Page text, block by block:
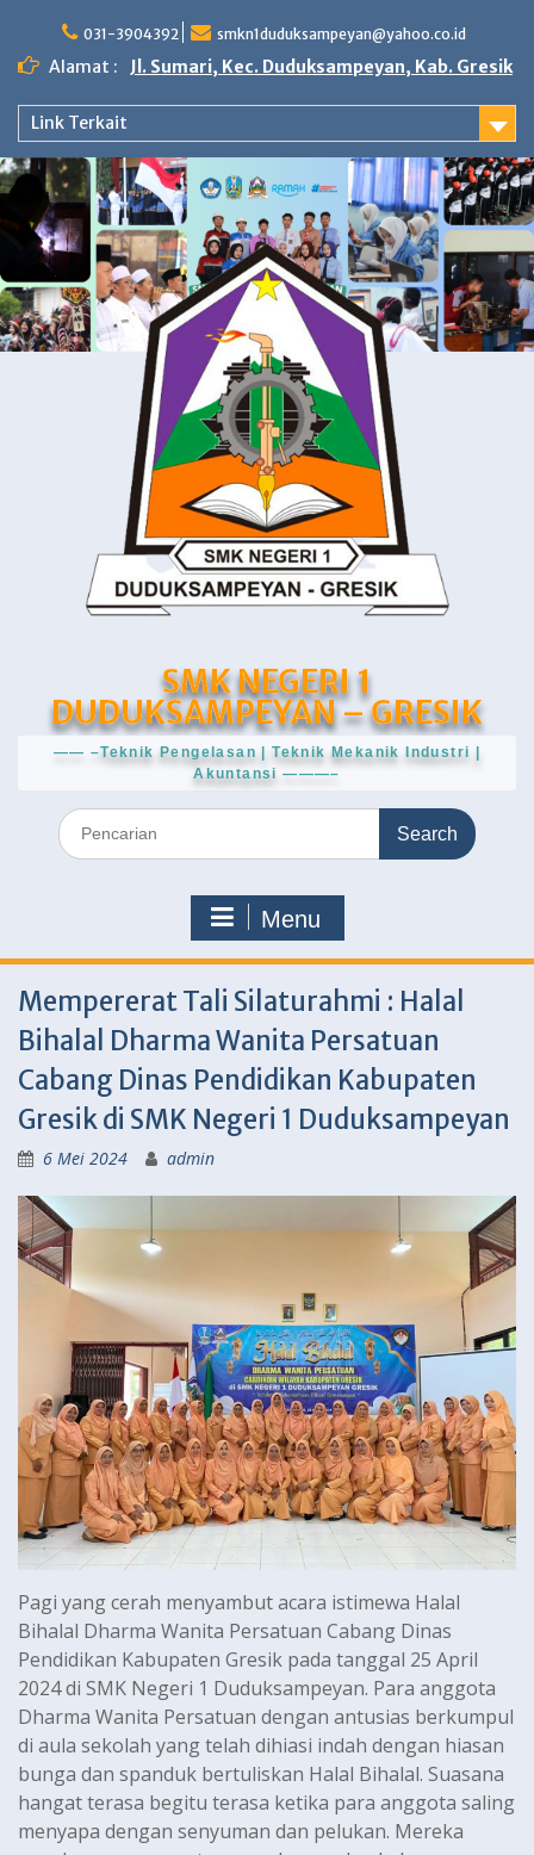
content
031-3904392 smkn1duduksampeyan@yahoo.co.id
Alamat : Jl. Sumari, Kec. Duduksampeyan, Kab. Gresik
Link Terkait
SMK NEGERI 1
DUDUKSAMPEYAN – GRESIK
—— –Teknik Pengelasan | Teknik Mekanik Industri |
Akuntansi ———–
Search
for:
Menu
Mempererat Tali Silaturahmi : Halal
Bihalal Dharma Wanita Persatuan
Cabang Dinas Pendidikan Kabupaten
Gresik di SMK Negeri 1 Duduksampeyan
6 Mei 2024 admin
Pagi yang cerah menyambut acara istimewa Halal
Bihalal Dharma Wanita Persatuan Cabang Dinas
Pendidikan Kabupaten Gresik pada tanggal 25 April
2024 di SMK Negeri 1 Duduksampeyan. Para anggota
Dharma Wanita Persatuan dengan antusias berkumpul
di aula sekolah yang telah dihiasi indah dengan hiasan
bunga dan spanduk bertuliskan Halal Bihalal. Suasana
hangat terasa begitu terasa ketika para anggota saling
menyapa dengan senyuman dan pelukan. Mereka